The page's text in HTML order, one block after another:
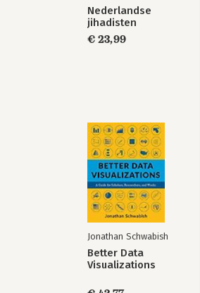
Nederlandse
jihadisten
€ 23,99
Jonathan Schwabish
Better Data
Visualizations